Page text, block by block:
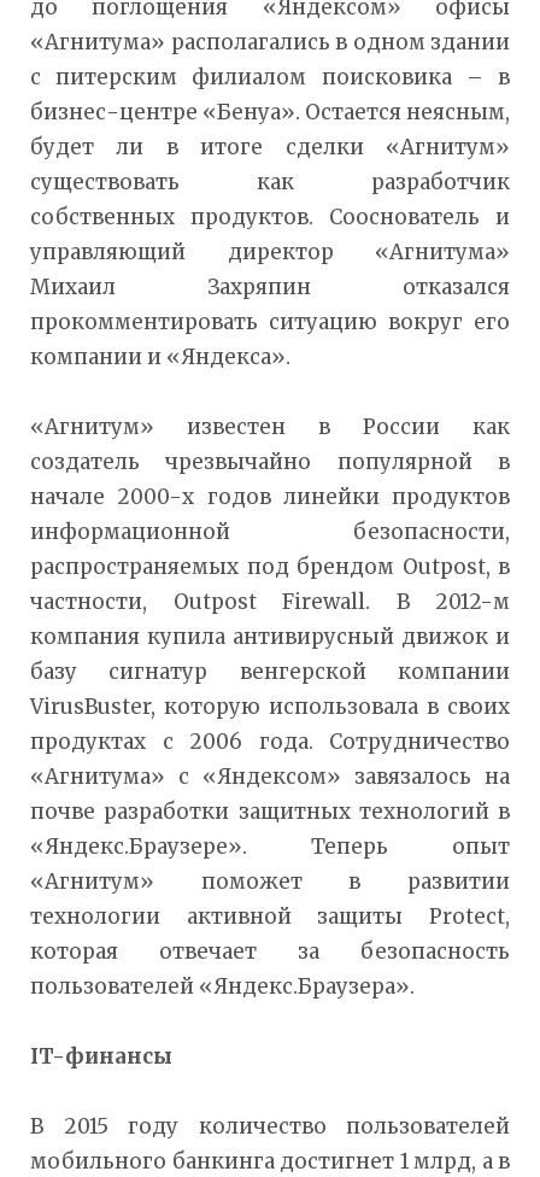
до поглощения «Яндексом» офисы
«Агнитума» располагались в одном здании
с питерским филиалом поисковика – в
бизнес-центре «Бенуа». Остается неясным,
будет ли в итоге сделки «Агнитум»
существовать как разработчик
собственных продуктов. Сооснователь и
управляющий директор «Агнитума»
Михаил Захряпин отказался
прокомментировать ситуацию вокруг его
компании и «Яндекса».
«Агнитум» известен в России как
создатель чрезвычайно популярной в
начале 2000-х годов линейки продуктов
информационной безопасности,
распространяемых под брендом Outpost, в
частности, Outpost Firewall. В 2012-м
компания купила антивирусный движок и
базу сигнатур венгерской компании
VirusBuster, которую использовала в своих
продуктах с 2006 года. Сотрудничество
«Агнитума» с «Яндексом» завязалось на
почве разработки защитных технологий в
«Яндекс.Браузере». Теперь опыт
«Агнитум» поможет в развитии
технологии активной защиты Protect,
которая отвечает за безопасность
пользователей «Яндекс.Браузера».
IT-финансы
В 2015 году количество пользователей
мобильного банкинга достигнет 1 млрд, а в